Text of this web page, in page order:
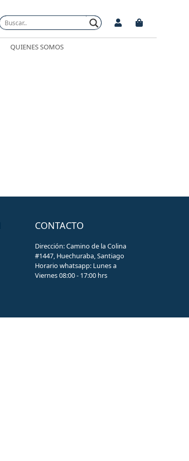
QUIENES SOMOS
CONTACTO
Dirección: Camino de la Colina
#1447, Huechuraba, Santiago
Horario whatsapp: Lunes a
Viernes 08:00 - 17:00 hrs